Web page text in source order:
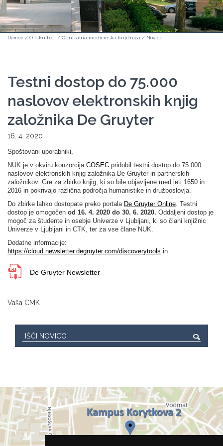
Domov / O fakulteti / Centralna medicinska knjižnica / Novice
Testni dostop do 75.000
naslovov elektronskih knjig
založnika De Gruyter
16. 4. 2020
Spoštovani uporabniki,
NUK je v okviru konzorcija COSEC pridobil testni dostop do 75.000
naslovov elektronskih knjig založnika De Gruyter in partnerskih
založnikov. Gre za zbirko knjig, ki so bile objavljene med leti 1650 in
2016 in pokrivajo različna področja humanistike in družboslovja.
Do zbirke lahko dostopate preko portala De Gruyter Online. Testni
dostop je omogočen od 16. 4. 2020 do 30. 6. 2020. Oddaljeni dostop je
mogoč za študente in osebje Univerze v Ljubljani, ki so člani knjižnic
Univerze v Ljubljani in CTK, ter za vse člane NUK.
Dodatne informacije:
https://cloud.newsletter.degruyter.com/discoverytools in
De Gruyter Newsletter
Vaša CMK